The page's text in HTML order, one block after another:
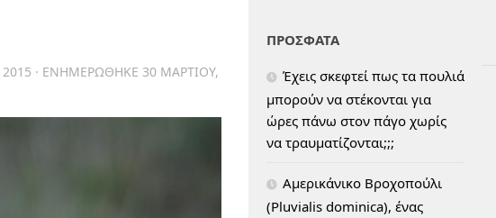
· ΕΝΗΜΕΡΏΘΗΚΕ 30 ΜΑΡΤΊΟΥ,
ΠΡΟΣΦΑΤΑ
Έχεις σκεφτεί πως τα πουλιά
μπορούν να στέκονται για
ώρες πάνω στον πάγο χωρίς
να τραυματίζονται;;;
Αμερικάνικο Βροχοπούλι
(Pluvialis dominica), ένας